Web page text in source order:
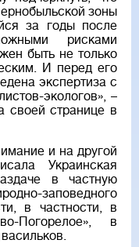
зоны
за годы после
рисками
быть не только
И перед его
экспертиза с
экологов», –
своей странице в
и на другой
Украинская
в частную
заповедного
в частности, в
Погорелое», в